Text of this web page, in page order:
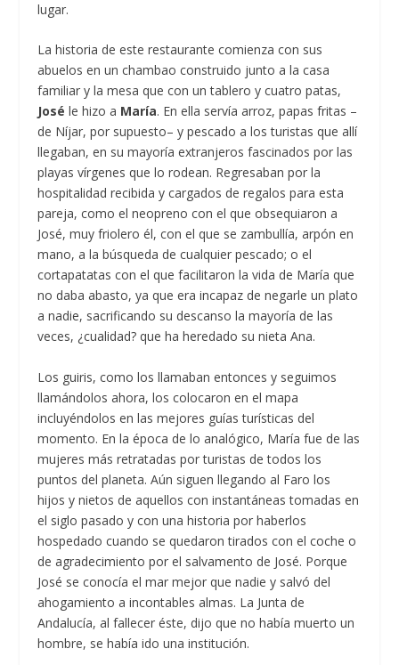
lugar.
La historia de este restaurante comienza con sus
abuelos en un chambao construido junto a la casa
familiar y la mesa que con un tablero y cuatro patas,
José le hizo a María. En ella servía arroz, papas fritas –
de Níjar, por supuesto– y pescado a los turistas que allí
llegaban, en su mayoría extranjeros fascinados por las
playas vírgenes que lo rodean. Regresaban por la
hospitalidad recibida y cargados de regalos para esta
pareja, como el neopreno con el que obsequiaron a
José, muy friolero él, con el que se zambullía, arpón en
mano, a la búsqueda de cualquier pescado; o el
cortapatatas con el que facilitaron la vida de María que
no daba abasto, ya que era incapaz de negarle un plato
a nadie, sacrificando su descanso la mayoría de las
veces, ¿cualidad? que ha heredado su nieta Ana.
Los guiris, como los llamaban entonces y seguimos
llamándolos ahora, los colocaron en el mapa
incluyéndolos en las mejores guías turísticas del
momento. En la época de lo analógico, María fue de las
mujeres más retratadas por turistas de todos los
puntos del planeta. Aún siguen llegando al Faro los
hijos y nietos de aquellos con instantáneas tomadas en
el siglo pasado y con una historia por haberlos
hospedado cuando se quedaron tirados con el coche o
de agradecimiento por el salvamento de José. Porque
José se conocía el mar mejor que nadie y salvó del
ahogamiento a incontables almas. La Junta de
Andalucía, al fallecer éste, dijo que no había muerto un
hombre, se había ido una institución.